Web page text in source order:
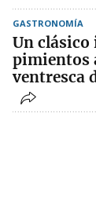
GASTRONOMÍA
Un clásico
pimientos
ventresca